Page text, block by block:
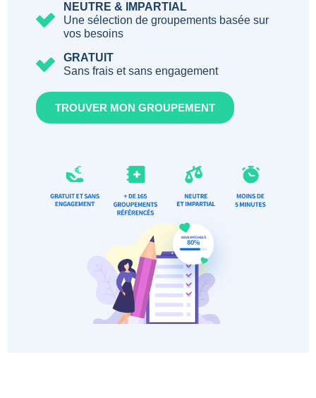
NEUTRE & IMPARTIAL
Une sélection de groupements basée sur
vos besoins
GRATUIT
Sans frais et sans engagement
TROUVER MON GROUPEMENT